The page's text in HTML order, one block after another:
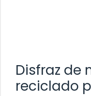
Disfraz de
reciclado